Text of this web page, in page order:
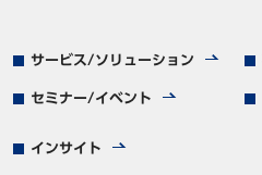
サービス/ソリューション
セミナー/イベント
インサイト